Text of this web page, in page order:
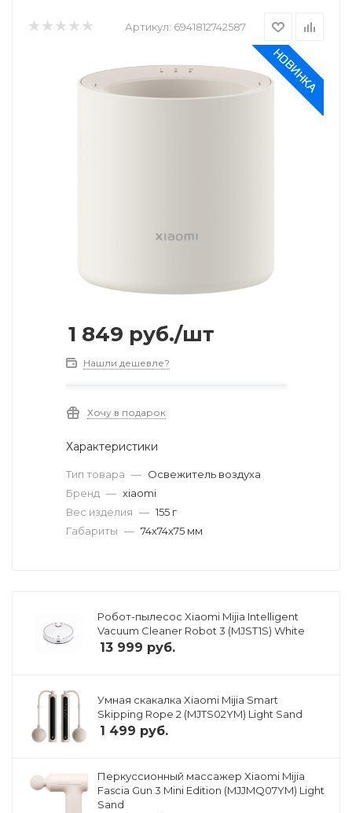
Артикул: 6941812742587
1 849 руб./шт
Нашли дешевле?
Хочу в подарок
Характеристики
Тип товара — Освежитель воздуха
Бренд — xiaomi
Вес изделия — 155 г
Габариты — 74х74х75 мм
Робот-пылесос Xiaomi Mijia Intelligent
Vacuum Cleaner Robot 3 (MJST1S) White
13 999 руб.
Умная скакалка Xiaomi Mijia Smart
Skipping Rope 2 (MJTS02YM) Light Sand
1 499 руб.
Перкуссионный массажер Xiaomi Mijia
Fascia Gun 3 Mini Edition (MJJMQ07YM) Light
Sand